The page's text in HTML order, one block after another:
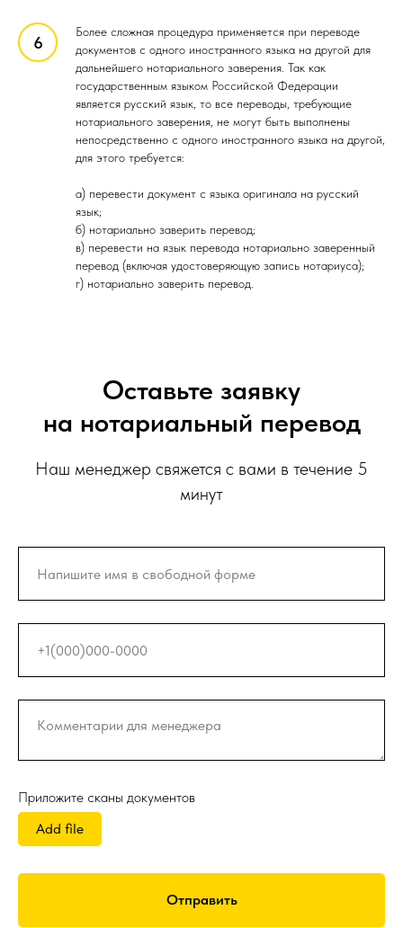
Более сложная процедура применяется при переводе
документов с одного иностранного языка на другой для
дальнейшего нотариального заверения. Так как
государственным языком Российской Федерации
является русский язык, то все переводы, требующие
нотариального заверения, не могут быть выполнены
непосредственно с одного иностранного языка на другой,
для этого требуется:
а) перевести документ с языка оригинала на русский
язык;
б) нотариально заверить перевод;
в) перевести на язык перевода нотариально заверенный
перевод (включая удостоверяющую запись нотариуса);
г) нотариально заверить перевод.
Оставьте заявку
на нотариальный перевод
Наш менеджер свяжется с вами в течение 5
минут
Приложите сканы документов
Add file
Отправить